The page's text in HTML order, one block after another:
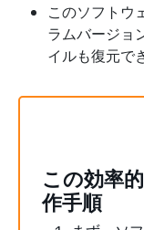
このソフトウ
ラムバージョ
イルも復元で
この効率
作手順